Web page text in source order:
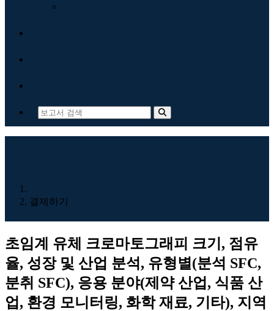
결제하기
초임계 유체 크로마토그래피 크기, 점유
율, 성장 및 산업 분석, 유형별(분석 SFC,
분취 SFC), 응용 분야(제약 산업, 식품 산
업, 환경 모니터링, 화학 재료, 기타), 지역